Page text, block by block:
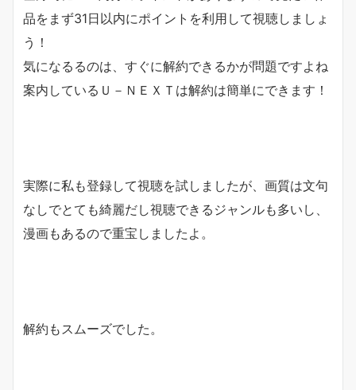
品をまず31日以内にポイントを利用して視聴しましょ
う！
気になるるのは、すぐに解約できるかが問題ですよね
案内しているＵ－ＮＥＸＴは解約は簡単にできます！
実際に私も登録して視聴を試しましたが、画質は文句
なしでとても綺麗だし視聴できるジャンルも多いし、
漫画もあるので重宝しましたよ。
解約もスムーズでした。